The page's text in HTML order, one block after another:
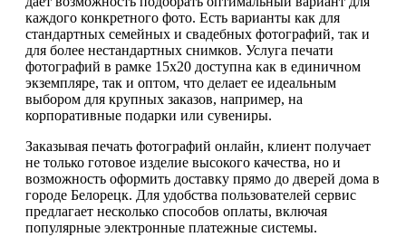
каждого конкретного фото. Есть варианты как для
стандартных семейных и свадебных фотографий, так и
для более нестандартных снимков. Услуга печати
фотографий в рамке 15х20 доступна как в единичном
экземпляре, так и оптом, что делает ее идеальным
выбором для крупных заказов, например, на
корпоративные подарки или сувениры.
Заказывая печать фотографий онлайн, клиент получает
не только готовое изделие высокого качества, но и
возможность оформить доставку прямо до дверей дома в
городе Белорецк. Для удобства пользователей сервис
предлагает несколько способов оплаты, включая
популярные электронные платежные системы.